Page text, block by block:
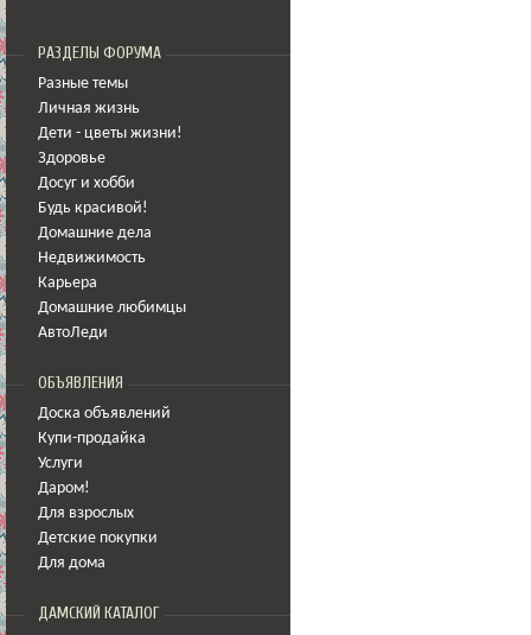
РАЗДЕЛЫ ФОРУМА
Разные темы
Личная жизнь
Дети - цветы жизни!
Здоровье
Досуг и хобби
Будь красивой!
Домашние дела
Недвижимость
Карьера
Домашние любимцы
АвтоЛеди
ОБЪЯВЛЕНИЯ
Доска объявлений
Купи-продайка
Услуги
Даром!
Для взрослых
Детские покупки
Для дома
ДАМСКИЙ КАТАЛОГ